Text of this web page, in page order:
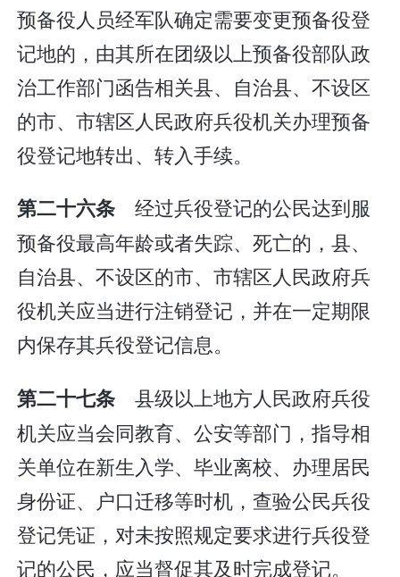
预备役人员经军队确定需要变更预备役登
记地的，由其所在团级以上预备役部队政
治工作部门函告相关县、自治县、不设区
的市、市辖区人民政府兵役机关办理预备
役登记地转出、转入手续。
第二十六条经过兵役登记的公民达到服
预备役最高年龄或者失踪、死亡的，县、
自治县、不设区的市、市辖区人民政府兵
役机关应当进行注销登记，并在一定期限
内保存其兵役登记信息。
第二十七条县级以上地方人民政府兵役
机关应当会同教育、公安等部门，指导相
关单位在新生入学、毕业离校、办理居民
身份证、户口迁移等时机，查验公民兵役
登记凭证，对未按照规定要求进行兵役登
记的公民，应当督促其及时完成登记。